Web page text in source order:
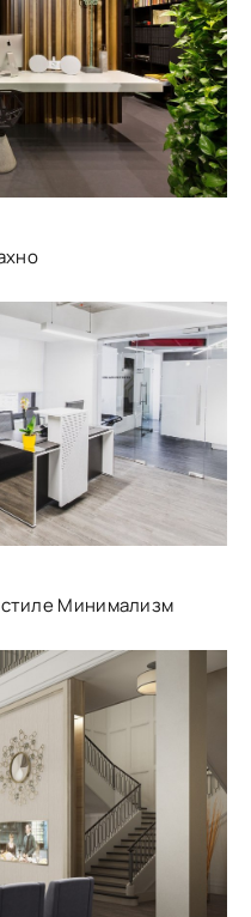
Минимализм